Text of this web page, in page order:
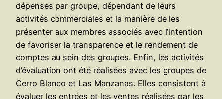
dépenses par groupe, dépendant de leurs
activités commerciales et la manière de les
présenter aux membres associés avec l’intention
de favoriser la transparence et le rendement de
comptes au sein des groupes. Enfin, les activités
d’évaluation ont été réalisées avec les groupes de
Cerro Blanco et Las Manzanas. Elles consistent à
évaluer les entrées et les ventes réalisées par les